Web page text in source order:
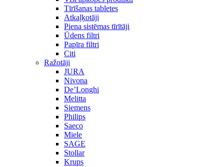
Tīrīšanas tabletes
Atkaļķotāji
Piena sistēmas tīrītāji
Ūdens filtri
Papīra filtri
Citi
Ražotāji
JURA
Nivona
De’Longhi
Melitta
Siemens
Philips
Saeco
Miele
SAGE
Stollar
Krups